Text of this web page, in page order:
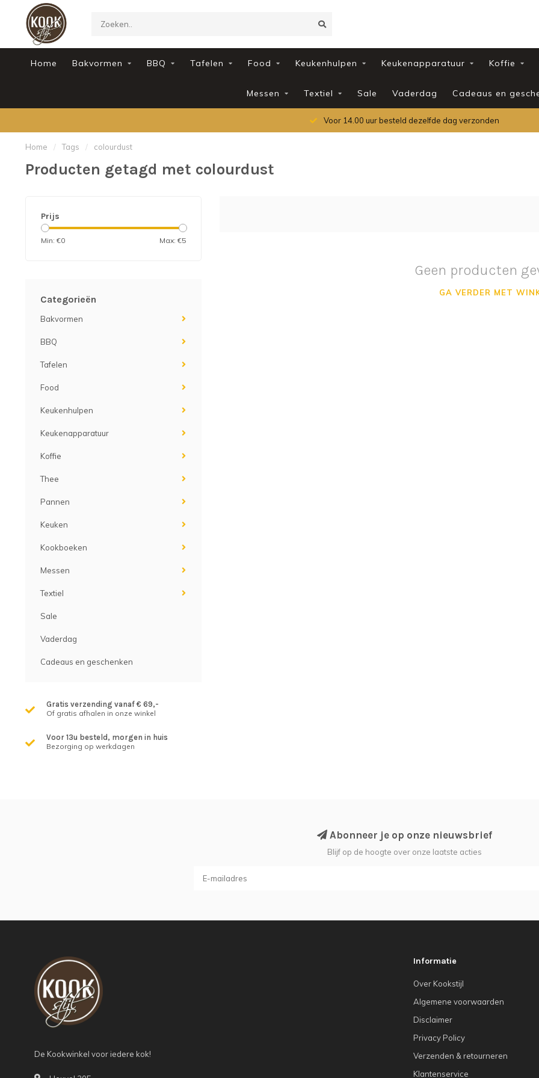
Home Bakvormen BBQ Tafelen Food Keukenhulpen Keukenapparatuur Koffie
Messen Textiel Sale Vaderdag Cadeaus en
Voor 14.00 uur besteld dezelfde dag verzonden
Home / Tags / colourdust
Producten getagd met colourdust
Prijs
Min: €0 Max: €5
Categorieën
Bakvormen
BBQ
Tafelen
Food
Keukenhulpen
Keukenapparatuur
Koffie
Thee
Pannen
Keuken
Kookboeken
Messen
Textiel
Sale
Vaderdag
Cadeaus en geschenken
Gratis verzending vanaf € 69,-
Of gratis afhalen in onze winkel
Voor 13u besteld, morgen in huis
Bezorging op werkdagen
Geen producten
GA VERDER MET
Abonneer je op onze nieuwsbrief
Blijf op de hoogte over onze laatste acties
De Kookwinkel voor iedere kok!
Informatie
Over Kookstijl
Algemene voorwaarden
Disclaimer
Privacy Policy
Verzenden & retourneren
Klantenservice